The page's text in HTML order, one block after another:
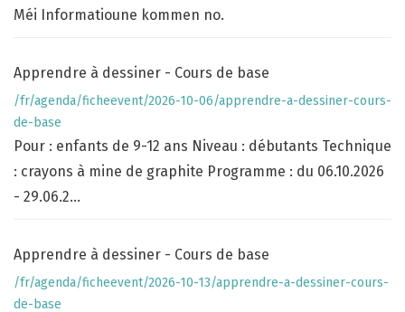
Méi Informatioune kommen no.
Apprendre à dessiner - Cours de base
/fr/agenda/ficheevent/2026-10-06/apprendre-a-dessiner-cours-
de-base
Pour : enfants de 9-12 ans Niveau : débutants Technique
: crayons à mine de graphite Programme : du 06.10.2026
- 29.06.2...
Apprendre à dessiner - Cours de base
/fr/agenda/ficheevent/2026-10-13/apprendre-a-dessiner-cours-
de-base